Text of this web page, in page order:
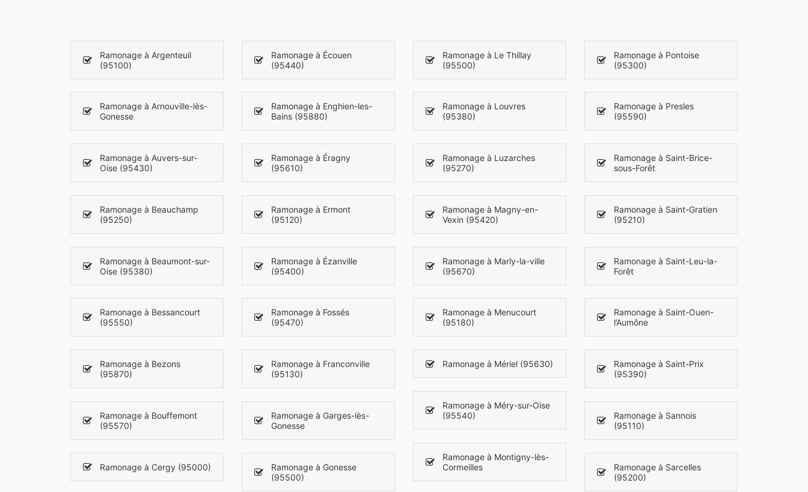
Ramonage à Argenteuil
(95100)
Ramonage à Arnouville-lès-
Gonesse
Ramonage à Auvers-sur-
Oise (95430)
Ramonage à Beauchamp
(95250)
Ramonage à Beaumont-sur-
Oise (95380)
Ramonage à Bessancourt
(95550)
Ramonage à Bezons
(95870)
Ramonage à Bouffemont
(95570)
Ramonage à Cergy (95000)
Ramonage à Écouen
(95440)
Ramonage à Enghien-les-
Bains (95880)
Ramonage à Éragny
(95610)
Ramonage à Ermont
(95120)
Ramonage à Ézanville
(95400)
Ramonage à Fossés
(95470)
Ramonage à Franconville
(95130)
Ramonage à Garges-lès-
Gonesse
Ramonage à Gonesse
(95500)
Ramonage à Le Thillay
(95500)
Ramonage à Louvres
(95380)
Ramonage à Luzarches
(95270)
Ramonage à Magny-en-
Vexin (95420)
Ramonage à Marly-la-ville
(95670)
Ramonage à Menucourt
(95180)
Ramonage à Mériel (95630)
Ramonage à Méry-sur-Oise
(95540)
Ramonage à Montigny-lès-
Cormeilles
Ramonage à Pontoise
(95300)
Ramonage à Presles
(95590)
Ramonage à Saint-Brice-
sous-Forêt
Ramonage à Saint-Gratien
(95210)
Ramonage à Saint-Leu-la-
Forêt
Ramonage à Saint-Ouen-
l’Aumône
Ramonage à Saint-Prix
(95390)
Ramonage à Sannois
(95110)
Ramonage à Sarcelles
(95200)